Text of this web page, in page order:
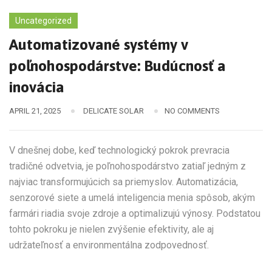
Uncategorized
Automatizované systémy v
poľnohospodárstve: Budúcnosť a
inovácia
APRIL 21, 2025 DELICATE SOLAR NO COMMENTS
V dnešnej dobe, keď technologický pokrok prevracia
tradičné odvetvia, je poľnohospodárstvo zatiaľ jedným z
najviac transformujúcich sa priemyslov. Automatizácia,
senzorové siete a umelá inteligencia menia spôsob, akým
farmári riadia svoje zdroje a optimalizujú výnosy. Podstatou
tohto pokroku je nielen zvýšenie efektivity, ale aj
udržateľnosť a environmentálna zodpovednosť.